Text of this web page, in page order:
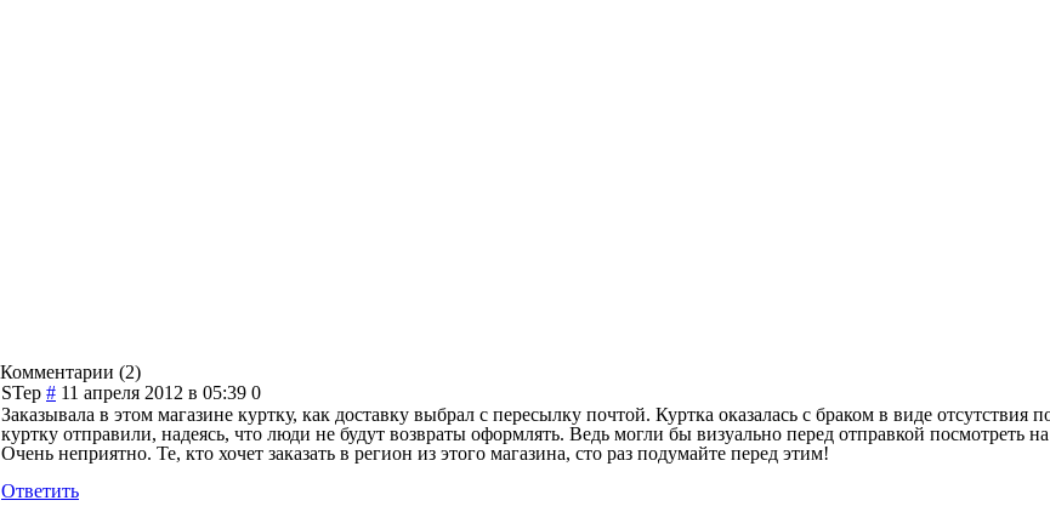
Комментарии (2)
STep # 11 апреля 2012 в 05:39 0
Заказывала в этом магазине куртку, как доставку выбрал с пересылку почтой. Куртка оказалась с браком в виде
куртку отправили, надеясь, что люди не будут возвраты оформлять. Ведь могли бы визуально перед отправкой посмотреть
Очень неприятно. Те, кто хочет заказать в регион из этого магазина, сто раз подумайте перед этим!
Ответить